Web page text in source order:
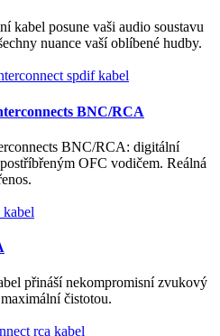
posune vaši audio soustavu
nuance vaší oblíbené hudby.
BNC/RCA
BNC/RCA: digitální
OFC vodičem. Reálná
přináší nekompromisní zvukový
čistotou.